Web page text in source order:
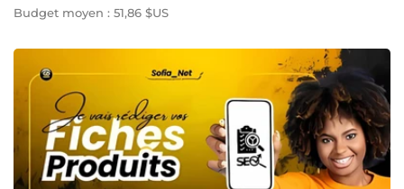
Budget moyen : 51,86 $US